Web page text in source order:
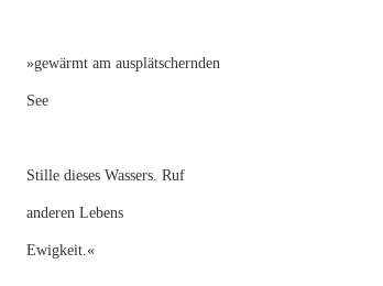
»gewärmt am ausplätschernden
See
Stille dieses Wassers. Ruf
anderen Lebens
Ewigkeit.«